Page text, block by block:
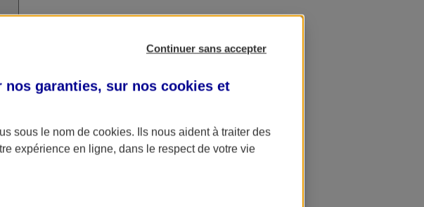
Continuer sans accepter
nos garanties, sur nos cookies et
sous le nom de cookies. Ils nous aident à traiter des
expérience en ligne, dans le respect de votre vie